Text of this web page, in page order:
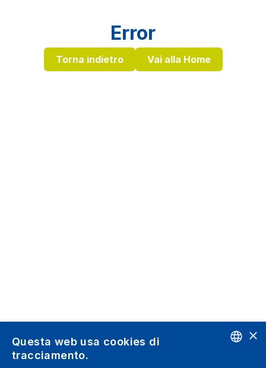
Error
Torna indietro Vai alla Home
×
Questa web usa cookies di
tracciamento.